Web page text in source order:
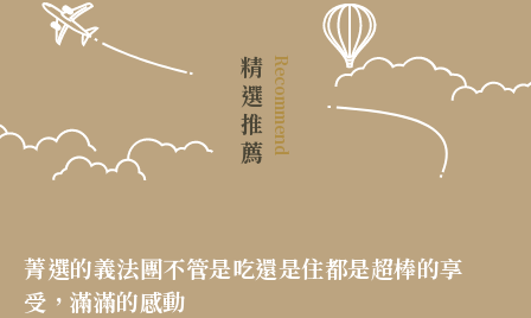
精選推薦Recommend
菁選的義法團不管是吃還是住都是超棒的享
受，滿滿的感動